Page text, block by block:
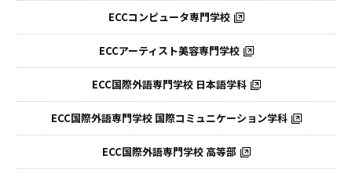
ECCコンピュータ専門学校
ECCアーティスト美容専門学校
ECC国際外語専門学校 日本語学科
ECC国際外語専門学校 国際コミュニケーション学科
ECC国際外語専門学校 高等部